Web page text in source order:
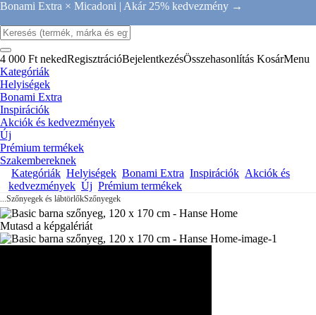
Bonami Extra × Micadoni | Akár 25% kedvezmény →
4 000 Ft nekedRegisztrációBejelentkezésÖsszehasonlítás KosárMenu
Kategóriák
Helyiségek
Bonami Extra
Inspirációk
Akciók és kedvezmények
Új
Prémium termékek
Szakembereknek
Kategóriák Helyiségek Bonami Extra Inspirációk Akciók és
kedvezmények Új Prémium termékek
...Szőnyegek és lábtörlőkSzőnyegek
Mutasd a képgalériát